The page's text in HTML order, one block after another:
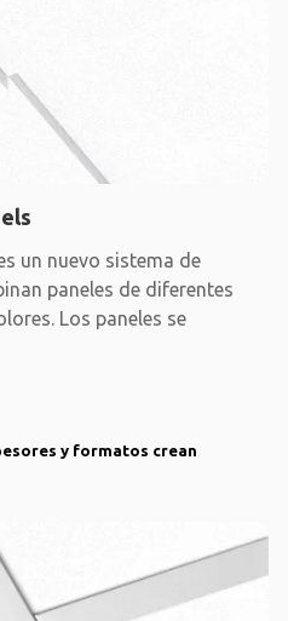
un nuevo sistema de
paneles de diferentes
Los paneles se
y formatos crean